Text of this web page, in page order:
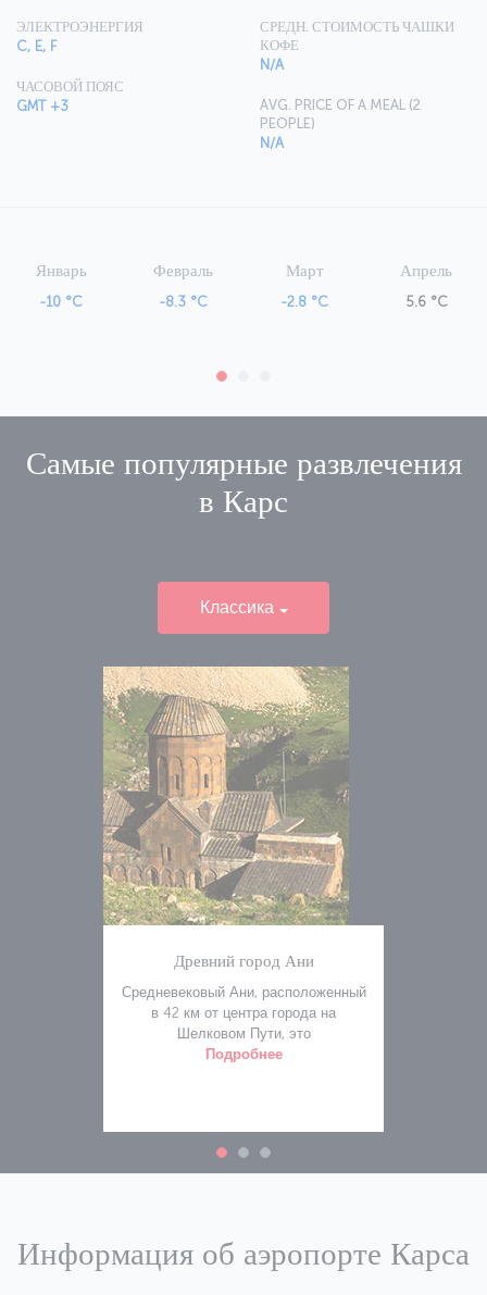
ЭЛЕКТРОЭНЕРГИЯ
C, E, F
ЧАСОВОЙ ПОЯС
GMT +3
СРЕДН. СТОИМОСТЬ ЧАШКИ
КОФЕ
N/A
AVG. PRICE OF A MEAL (2
PEOPLE)
N/A
Январь
-10 °C
Февраль
-8.3 °C
Март
-2.8 °C
Апрель
5.6 °C
Самые популярные развлечения
в Карс
Классика
Древний город Ани
Средневековый Ани, расположенный
в 42 км от центра города на
Шелковом Пути, это
Подробнее
Информация об аэропорте Карса